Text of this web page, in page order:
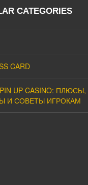
CATEGORIES
CARD
UP CASINO: ПЛЮСЫ,
И СОВЕТЫ ИГРОКАМ